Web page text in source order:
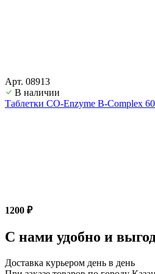
Арт. 08913
В наличии
Таблетки CO-Enzyme B-Complex
1200 ₽
С нами удобно и
Доставка курьером день в день